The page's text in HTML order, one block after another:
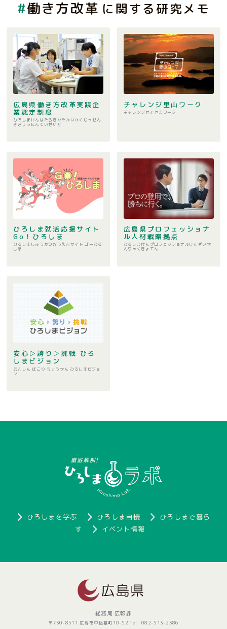
働き方改革 に関する研究メモ
広島県働き方改革実践企
業認定制度
ひろしまけんはたらきかたかいかくじっせん
きぎょうにんていせいど
チャレンジ里山ワーク
チャレンジさとやまワーク
ひろしま就活応援サイト
Go！ひろしま
ひろしましゅうかつおうえんサイト ゴーひろ
しま
広島県プロフェッショナ
ル人材戦略拠点
ひろしまけんプロフェッショナルじんざいせ
んりゃくきょてん
安心▷誇り▷挑戦 ひろ
しまビジョン
あんしん ほこり ちょうせん ひろしまビジョ
ン
ひろしまを学ぶ ひろしま自慢
ひろしまで暮ら
す
イベント情報
総務局 広報課
〒730-8511 広島市中区基町10-52 Tel. 082-513-2386